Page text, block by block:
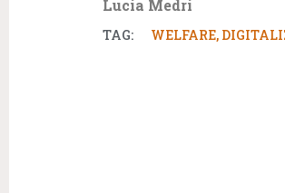
Lucia Medri
TAG: WELFARE,